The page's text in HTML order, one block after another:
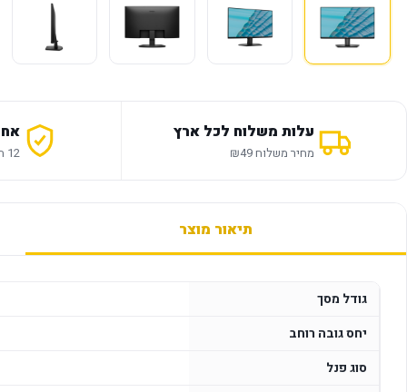
עלות משלוח לכל ארץ
מחיר משלוח ₪49 12 חודשי אחריות
תיאור מוצר
גודל מסך
יחס גובה רוחב
סוג פנל